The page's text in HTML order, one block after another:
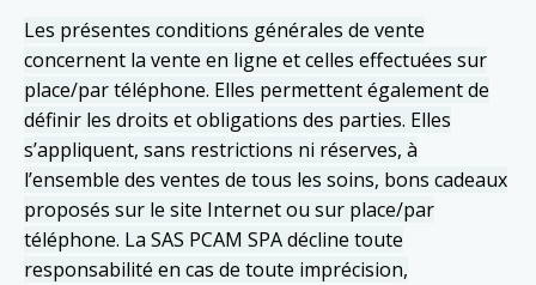
Les présentes conditions générales de vente
concernent la vente en ligne et celles effectuées sur
place/par téléphone. Elles permettent également de
définir les droits et obligations des parties. Elles
s’appliquent, sans restrictions ni réserves, à
l’ensemble des ventes de tous les soins, bons cadeaux
proposés sur le site Internet ou sur place/par
téléphone. La SAS PCAM SPA décline toute
responsabilité en cas de toute imprécision,